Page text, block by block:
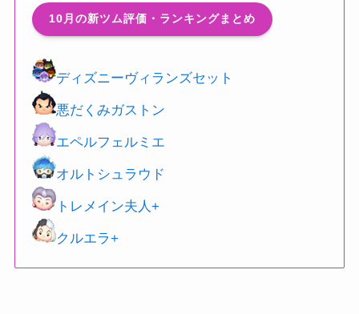
10月の新ツム評価・ランキングまとめ
ディズニーヴィランズセット
悪だくみガストン
エペルフェルミエ
オルトシュラウド
トレメイン夫人+
クルエラ+